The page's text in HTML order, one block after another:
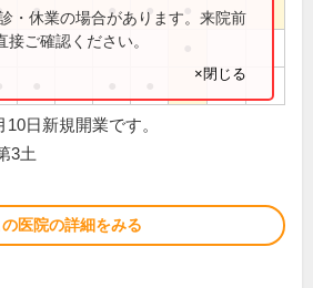
● ● ●
・休業の場合があります。来院前
ご確認ください。
×閉じる
10日新規開業です。
3土
の医院の詳細をみる